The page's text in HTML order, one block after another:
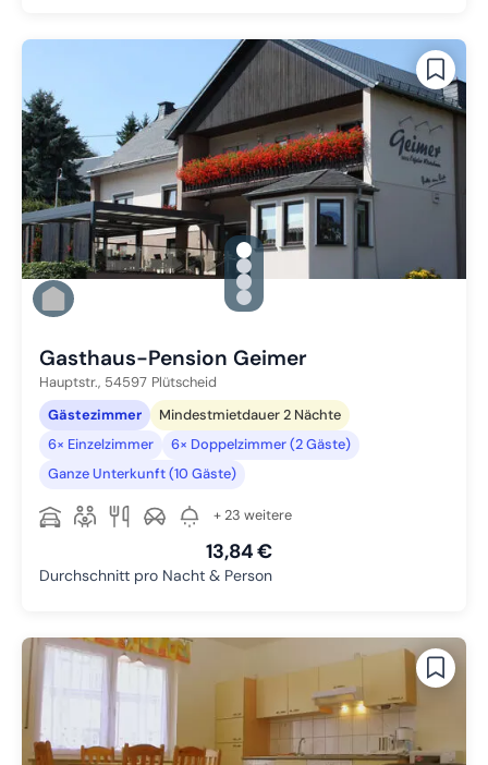
gallery.slide_selector
Zu Slide 1 wechseln
Zu Slide 2 wechseln
Zu Slide 3 wechseln
Zu Slide 4 wechseln
Gasthaus-Pension Geimer
Hauptstr., 54597 Plütscheid
Gästezimmer
Mindestmietdauer 2 Nächte
6× Einzelzimmer
6× Doppelzimmer (2 Gäste)
Ganze Unterkunft (10 Gäste)
+ 23 weitere
13,84 €
Durchschnitt pro Nacht & Person